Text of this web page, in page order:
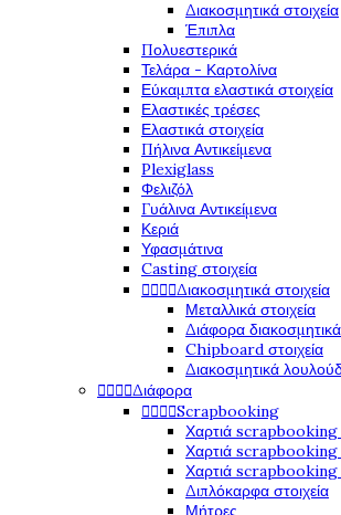
Διακοσμητικά στοιχεία
Έπιπλα
Πολυεστερικά
Τελάρα - Καρτολίνα
Εύκαμπτα ελαστικά στοιχεία
Ελαστικές τρέσες
Ελαστικά στοιχεία
Πήλινα Αντικείμενα
Plexiglass
Φελιζόλ
Γυάλινα Αντικείμενα
Κεριά
Υφασμάτινα
Casting στοιχεία
Διακοσμητικά στοιχεία
Μεταλλικά στοιχεία
Διάφορα διακοσμητικά
Chipboard στοιχεία
Διακοσμητικά
Διάφορα
Scrapbooking
Χαρτιά
Χαρτιά
Χαρτιά
Διπλόκαρφα στοιχεία
Μήτρες